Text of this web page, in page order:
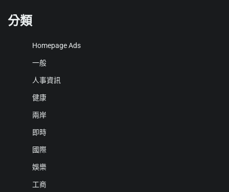
鍵
分類
Homepage Ads
一般
人事資訊
健康
兩岸
即時
國際
娛樂
工商